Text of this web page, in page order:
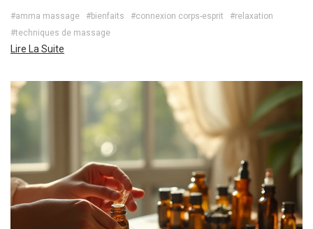
#amma massage #bienfaits #connexion corps-esprit
#relaxation
#techniques de massage
Lire La Suite